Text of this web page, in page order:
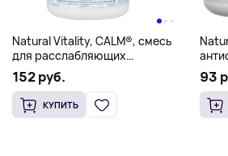
Natural Vitality, CALM®, смесь
для расслабляющих
напитков, сладкий лимон,
453 г (16 унций)
152 руб.
КУПИТЬ
226
93